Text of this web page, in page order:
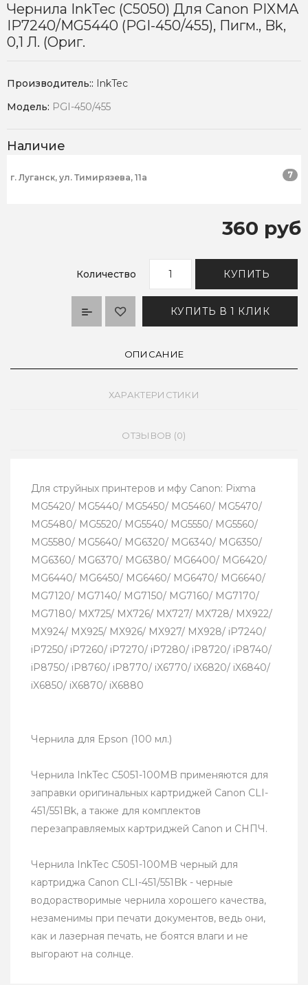
Чернила InkTec (C5050) Для Canon PIXMA
IP7240/MG5440 (PGI-450/455), Пигм., Bk,
0,1 Л. (ориг.
Производитель::
InkTec
Модель: PGI-450/455
Наличие
г. Луганск, ул. Тимирязева, 11а 7
360 руб
Количество КУПИТЬ
КУПИТЬ В 1 КЛИК
ОПИСАНИЕ
ХАРАКТЕРИСТИКИ
ОТЗЫВОВ (0)
Для струйных принтеров и мфу Canon: Pixma
MG5420/ MG5440/ MG5450/ MG5460/ MG5470/
MG5480/ MG5520/ MG5540/ MG5550/ MG5560/
MG5580/ MG5640/ MG6320/ MG6340/ MG6350/
MG6360/ MG6370/ MG6380/ MG6400/ MG6420/
MG6440/ MG6450/ MG6460/ MG6470/ MG6640/
MG7120/ MG7140/ MG7150/ MG7160/ MG7170/
MG7180/ MX725/ MX726/ MX727/ MX728/ MX922/
MX924/ MX925/ MX926/ MX927/ MX928/ iP7240/
iP7250/ iP7260/ iP7270/ iP7280/ iP8720/ iP8740/
iP8750/ iP8760/ iP8770/ iX6770/ iX6820/ iX6840/
iX6850/ iX6870/ iX6880
Чернила для Epson (100 мл.)
Чернила InkTec C5051-100MB применяются для
заправки оригинальных картриджей Canon CLI-
451/551Bk, а также для комплектов
перезаправляемых картриджей Canon и СНПЧ.
Чернила InkTec C5051-100MB черный для
картриджа Canon CLI-451/551Bk - черные
водорастворимые чернила хорошего качества,
незаменимы при печати документов, ведь они,
как и лазерная печать, не боятся влаги и не
выгорают на солнце.